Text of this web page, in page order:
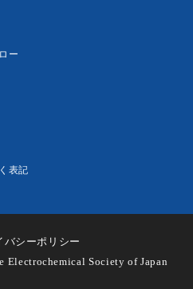
ー
表記
バシーポリシー
Electrochemical Society of Japan